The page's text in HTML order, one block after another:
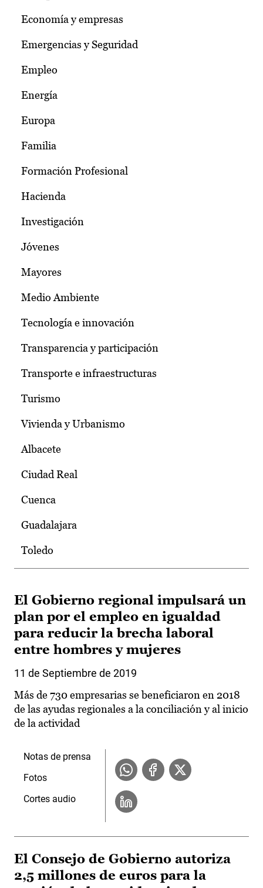
Economía y empresas
Emergencias y Seguridad
Empleo
Energía
Europa
Familia
Formación Profesional
Hacienda
Investigación
Jóvenes
Mayores
Medio Ambiente
Tecnología e innovación
Transparencia y participación
Transporte e infraestructuras
Turismo
Vivienda y Urbanismo
Albacete
Ciudad Real
Cuenca
Guadalajara
Toledo
El Gobierno regional impulsará un
plan por el empleo en igualdad
para reducir la brecha laboral
entre hombres y mujeres
11 de Septiembre de 2019
Más de 730 empresarias se beneficiaron en 2018
de las ayudas regionales a la conciliación y al inicio
de la actividad
Notas de prensa
Fotos
Cortes audio
El Consejo de Gobierno autoriza
2,5 millones de euros para la